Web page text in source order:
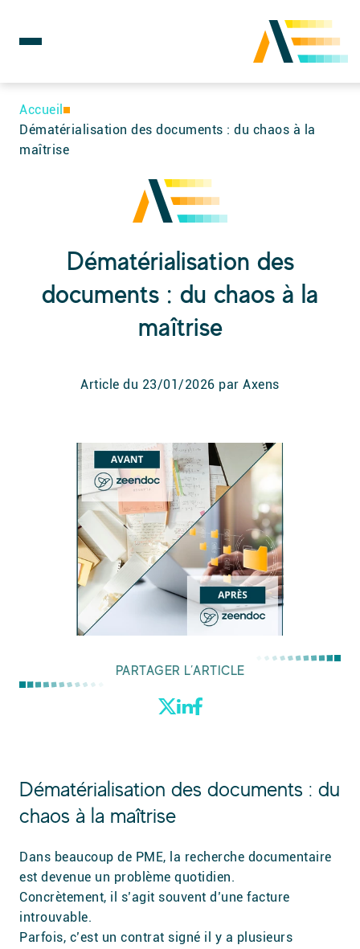
Skip
content
Rechercher :
Accueil
Dématérialisation des documents : du chaos à la
maîtrise
Dématérialisation des
documents : du chaos à la
maîtrise
Article du 23/01/2026 par Axens
PARTAGER L’ARTICLE
Dématérialisation des documents : du
chaos à la maîtrise
Dans beaucoup de PME, la recherche documentaire
est devenue un problème quotidien.
Concrètement, il s’agit souvent d’une facture
introuvable.
Parfois, c’est un contrat signé il y a plusieurs